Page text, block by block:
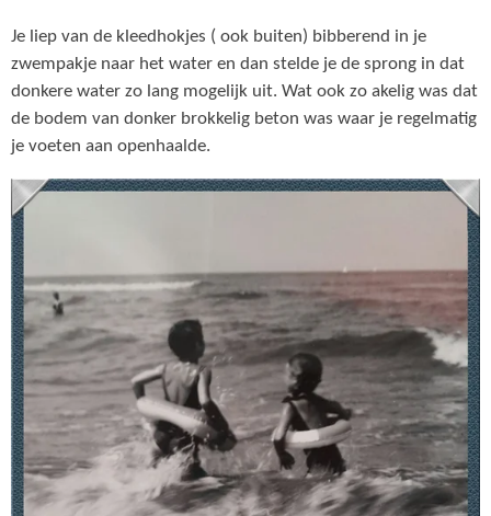
Je liep van de kleedhokjes ( ook buiten) bibberend in je
zwempakje naar het water en dan stelde je de sprong in dat
donkere water zo lang mogelijk uit. Wat ook zo akelig was dat
de bodem van donker brokkelig beton was waar je regelmatig
je voeten aan openhaalde.